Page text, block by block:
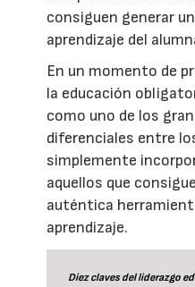
consiguen generar
aprendizaje del
En un momento de
la educación
como uno de los
diferenciales entre
simplemente
aquellos que
auténtica
aprendizaje.
Diez claves del liderazgo